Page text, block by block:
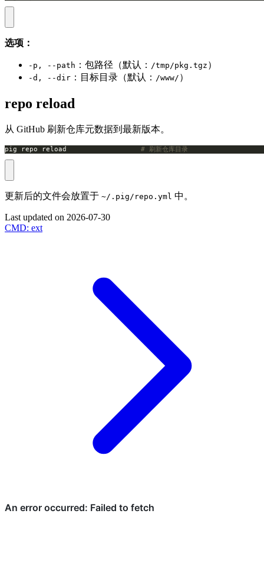
选项：
-p, --path ：包路径（默认： /tmp/pkg.tgz ）
-d, --dir ：目标目录（默认： /www/ ）
repo reload
从 GitHub 刷新仓库元数据到最新版本。
pig repo reload # 刷新仓库目录
更新后的文件会放置于 ~/.pig/repo.yml 中。
Last updated on 2026-07-30
CMD: ext